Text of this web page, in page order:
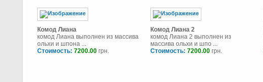
Комод Лиана
комод Лиана выполнен из массива
ольхи и шпона ...
Стоимость: 7200.00 грн.
Комод Лиана 2
комод Лиана 2 выполнен из
массива ольхи и шпо ...
Стоимость: 7200.00 грн.